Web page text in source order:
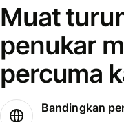
Muat
penukar
percuma
Bandingkan